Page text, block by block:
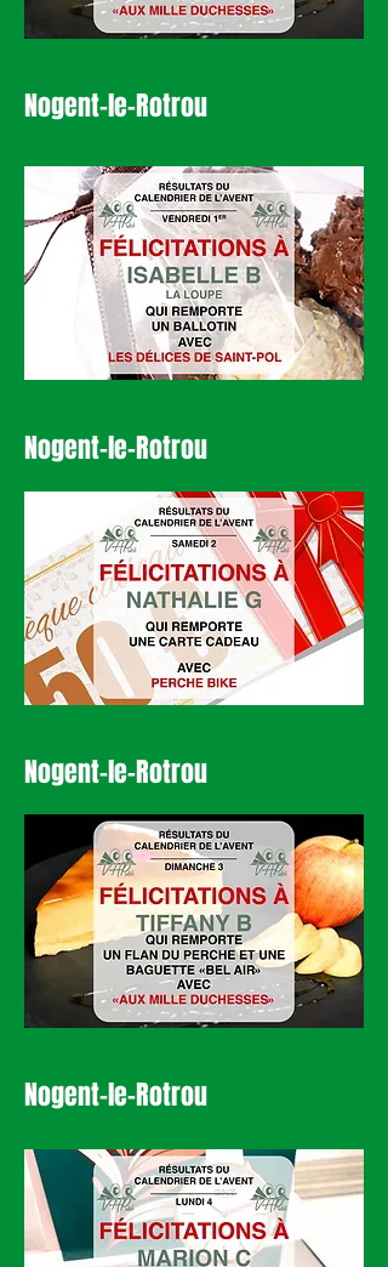
Nogent-le-Rotrou
Nogent-le-Rotrou
Nogent-le-Rotrou
Nogent-le-Rotrou